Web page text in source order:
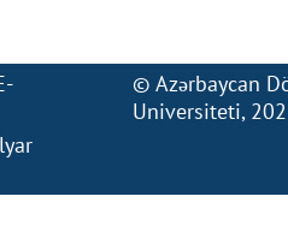
© Azərbaycan
Universiteti,